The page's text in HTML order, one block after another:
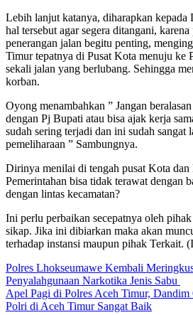
Lebih lanjut katanya, diharapkan kepada
hal tersebut agar segera ditangani,
penerangan jalan begitu penting,
Timur tepatnya di Pusat Kota menuju ke
sekali jalan yang berlubang. Sehingga
korban.
Oyong menambahkan ” Jangan
dengan Pj Bupati atau bisa ajak kerja
sudah sering terjadi dan ini sudah sangat
pemeliharaan ” Sambungnya.
Dirinya menilai di tengah pusat Kota dan
Pemerintahan bisa tidak terawat dengan
dengan lintas kecamatan?
Ini perlu perbaikan secepatnya oleh
sikap. Jika ini dibiarkan maka akan
terhadap instansi maupun pihak Terkait.
Navigasi
pos
Polres Lhokseumawe Kembali
Penyalahgunaan Narkotika Jenis Sabu
Apel Pagi di Polres Aceh Timur,
Polri di Aceh Timur Sangat Baik